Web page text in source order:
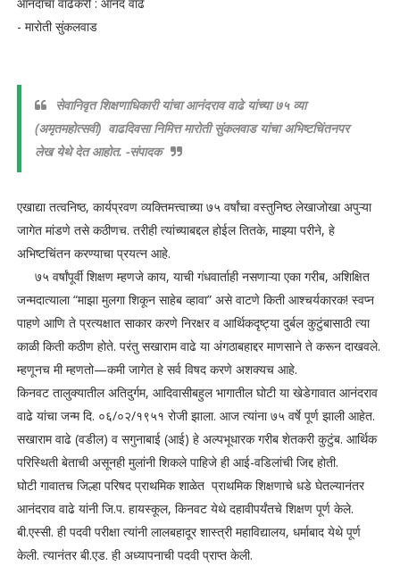
- मारोती सुंकलवाड
सेवानिवृत शिक्षणाधिकारी यांचा आनंदराव वाढे यांच्या ७५ व्या
(अमृतमहोत्सवी) वाढदिवसा निमित्त मारोती सुंकलवाड यांचा अभिष्टचिंतनपर
लेख येथे देत आहोत. -संपादक
एखाद्या तत्वनिष्ठ, कार्यप्रवण व्यक्तिमत्त्वाच्या ७५ वर्षांचा वस्तुनिष्ठ लेखाजोखा अपुऱ्या
जागेत मांडणे तसे कठीणच. तरीही त्यांच्याबद्दल होईल तितके, माझ्या परीने, हे
अभिष्टचिंतन करण्याचा प्रयत्न आहे.
७५ वर्षांपूर्वी शिक्षण म्हणजे काय, याची गंधवार्ताही नसणाऱ्या एका गरीब, अशिक्षित
जन्मदात्याला “माझा मुलगा शिकून साहेब व्हावा” असे वाटणे किती आश्चर्यकारक! स्वप्न
पाहणे आणि ते प्रत्यक्षात साकार करणे निरक्षर व आर्थिकदृष्ट्या दुर्बल कुटुंबासाठी त्या
काळी किती कठीण होते. परंतु सखाराम वाढे या अंगठाबहाद्दर माणसाने ते करून दाखवले.
म्हणूनच मी म्हणतो—कमी जागेत हे सर्व विषद करणे अशक्यच आहे.
किनवट तालुक्यातील अतिदुर्गम, आदिवासीबहुल भागातील घोटी या खेडेगावात आनंदराव
वाढे यांचा जन्म दि. ०६/०२/१९५१ रोजी झाला. आज त्यांना ७५ वर्षे पूर्ण झाली आहेत.
सखाराम वाढे (वडील) व सगुनाबाई (आई) हे अल्पभूधारक गरीब शेतकरी कुटुंब. आर्थिक
परिस्थिती बेताची असूनही मुलांनी शिकले पाहिजे ही आई-वडिलांची जिद्द होती.
घोटी गावातच जिल्हा परिषद प्राथमिक शाळेत प्राथमिक शिक्षणाचे धडे घेतल्यानंतर
आनंदराव वाढे यांनी जि.प. हायस्कूल, किनवट येथे दहावीपर्यंतचे शिक्षण पूर्ण केले.
बी.एस्सी. ही पदवी परीक्षा त्यांनी लालबहादूर शास्त्री महाविद्यालय, धर्माबाद येथे पूर्ण
केली. त्यानंतर बी.एड. ही अध्यापनाची पदवी प्राप्त केली.